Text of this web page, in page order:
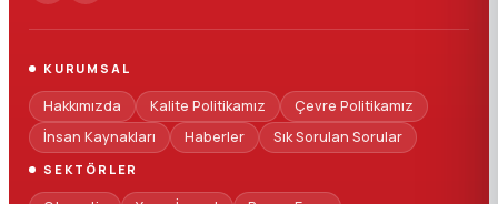
KURUMSAL
Hakkımızda Kalite Politikamız
Çevre Politikamız
İnsan Kaynakları
Haberler Sık Sorulan Sorular
SEKTÖRLER